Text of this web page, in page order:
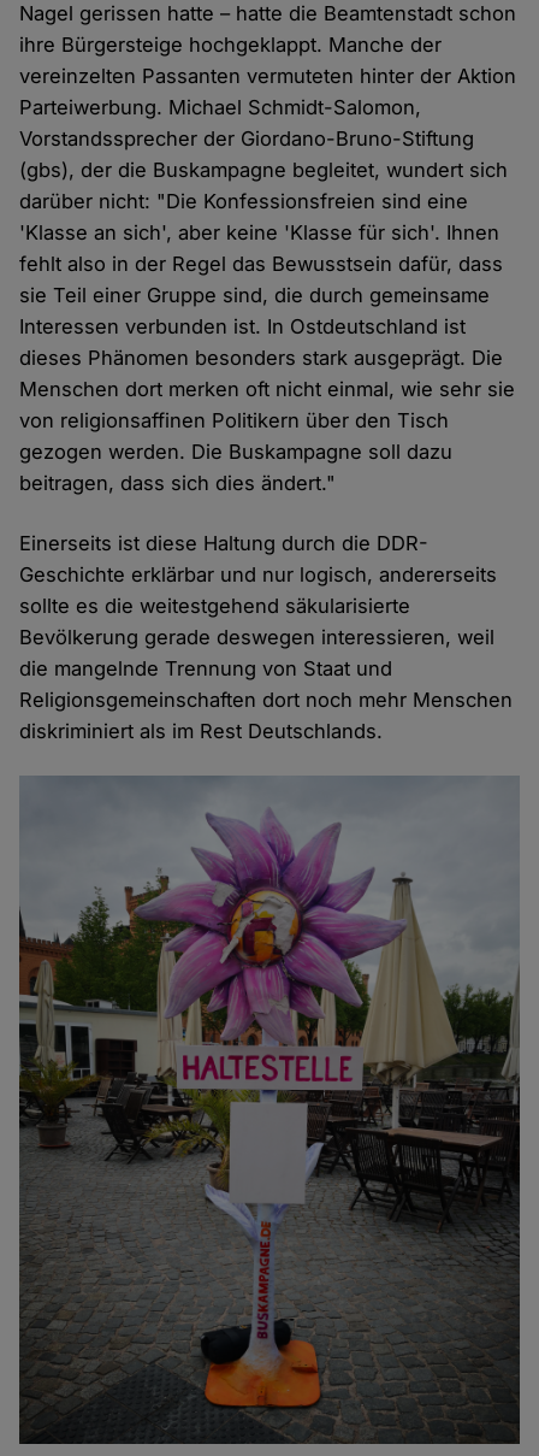
Nagel gerissen hatte – hatte die Beamtenstadt schon
ihre Bürgersteige hochgeklappt. Manche der
vereinzelten Passanten vermuteten hinter der Aktion
Parteiwerbung. Michael Schmidt-Salomon,
Vorstandssprecher der Giordano-Bruno-Stiftung
(gbs), der die Buskampagne begleitet, wundert sich
darüber nicht: "Die Konfessionsfreien sind eine
'Klasse an sich', aber keine 'Klasse für sich'. Ihnen
fehlt also in der Regel das Bewusstsein dafür, dass
sie Teil einer Gruppe sind, die durch gemeinsame
Interessen verbunden ist. In Ostdeutschland ist
dieses Phänomen besonders stark ausgeprägt. Die
Menschen dort merken oft nicht einmal, wie sehr sie
von religionsaffinen Politikern über den Tisch
gezogen werden. Die Buskampagne soll dazu
beitragen, dass sich dies ändert."
Einerseits ist diese Haltung durch die DDR-
Geschichte erklärbar und nur logisch, andererseits
sollte es die weitestgehend säkularisierte
Bevölkerung gerade deswegen interessieren, weil
die mangelnde Trennung von Staat und
Religionsgemeinschaften dort noch mehr Menschen
diskriminiert als im Rest Deutschlands.